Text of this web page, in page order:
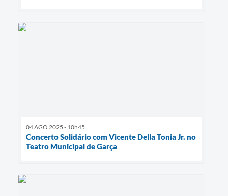
04 AGO 2025 - 10h45
Concerto Solidário com Vicente Della Tonia Jr. no
Teatro Municipal de Garça